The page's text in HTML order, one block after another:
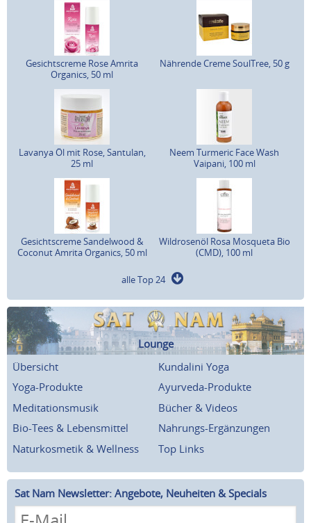
Gesichtscreme Rose Amrita
Organics, 50 ml
Nährende Creme SoulTree, 50 g
Lavanya Öl mit Rose, Santulan,
25 ml
Neem Turmeric Face Wash
Vaipani, 100 ml
Gesichtscreme Sandelwood &
Coconut Amrita Organics, 50 ml
Wildrosenöl Rosa Mosqueta Bio
(CMD), 100 ml
alle Top 24
Lounge
Übersicht
Kundalini Yoga
Yoga-Produkte
Ayurveda-Produkte
Meditationsmusik
Bücher & Videos
Bio-Tees & Lebensmittel
Nahrungs-Ergänzungen
Naturkosmetik & Wellness
Top Links
Sat Nam Newsletter: Angebote, Neuheiten & Specials